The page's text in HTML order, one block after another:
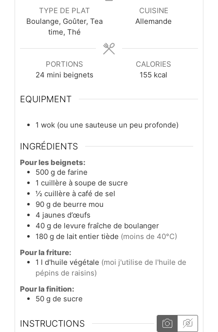
TYPE DE PLAT
Boulange, Goûter, Tea
time, Thé
CUISINE
Allemande
PORTIONS
24 mini beignets
CALORIES
155 kcal
EQUIPMENT
1 wok (ou une sauteuse un peu profonde)
INGRÉDIENTS
Pour les beignets:
500 g de farine
1 cuillère à soupe de sucre
½ cuillère à café de sel
90 g de beurre mou
4 jaunes d’œufs
40 g de levure fraîche de boulanger
180 g de lait entier tiède (moins de 40°C)
Pour la friture:
1 l d'huile végétale (moi j'utilise de l'huile de
pépins de raisins)
Pour la finition:
50 g de sucre
INSTRUCTIONS